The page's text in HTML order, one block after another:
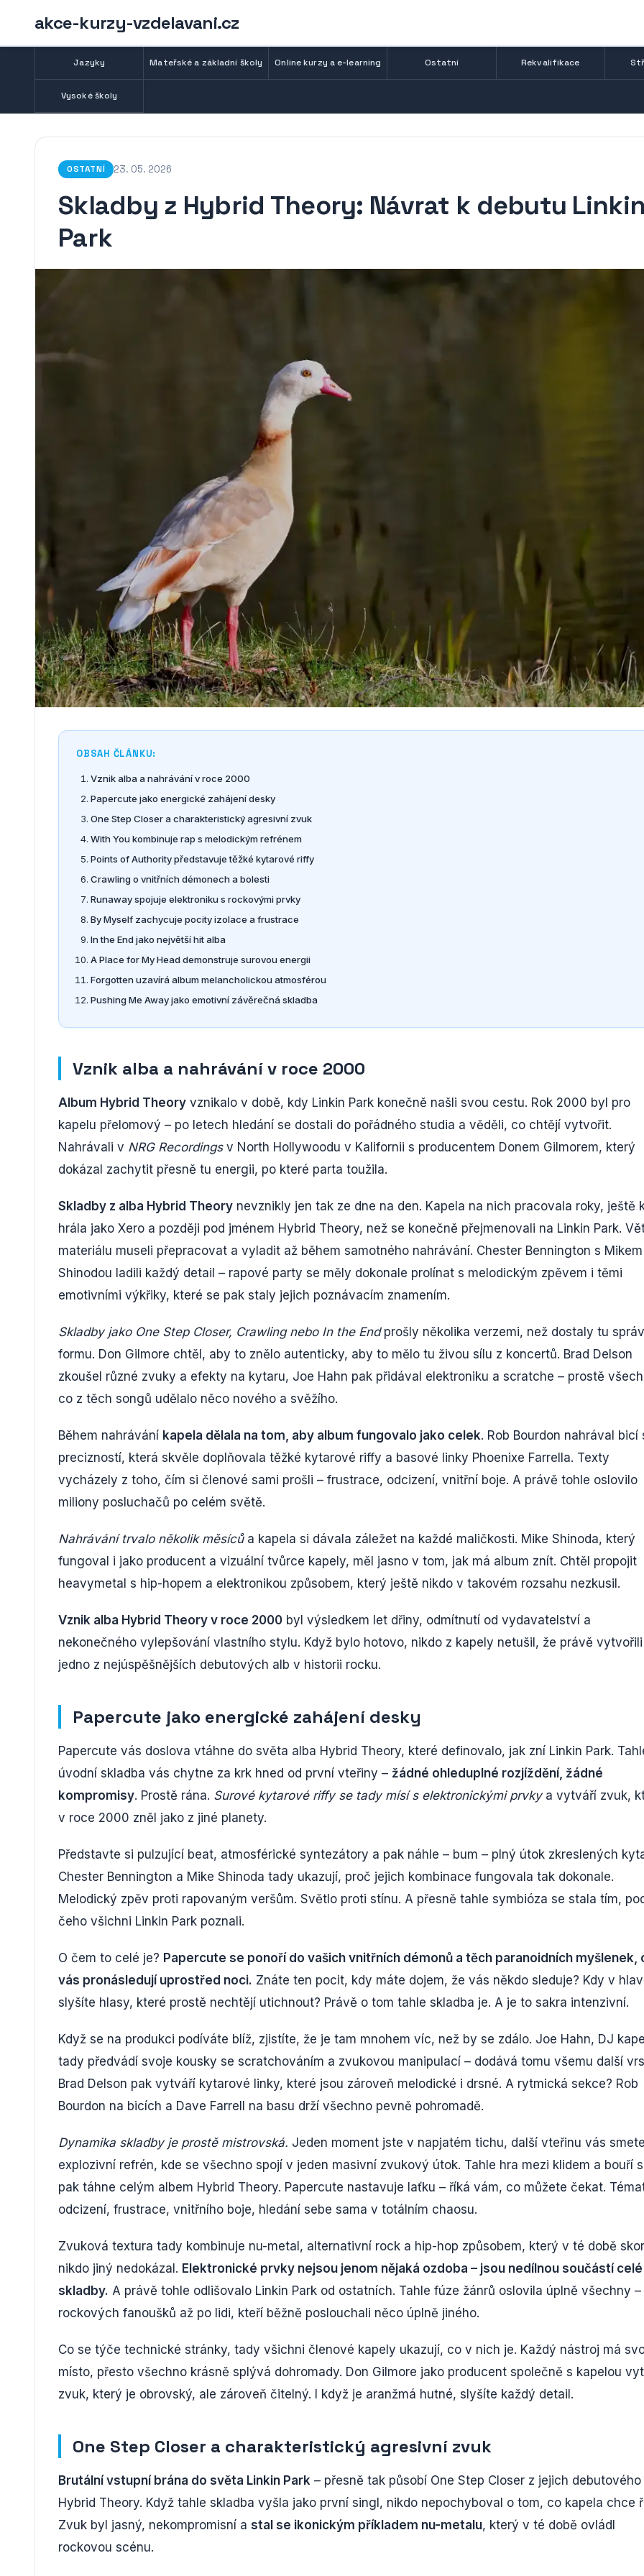
akce-kurzy-vzdelavani.cz
Jazyky Mateřské a základní školy Online kurzy a e-learning Ostatní Rekvalifikace
Vysoké školy
OSTATNÍ 23. 05. 2026
Skladby z Hybrid Theory: Návrat k debutu Linkin
Park
OBSAH ČLÁNKU:
Vznik alba a nahrávání v roce 2000
Papercute jako energické zahájení desky
One Step Closer a charakteristický agresivní zvuk
With You kombinuje rap s melodickým refrénem
Points of Authority představuje těžké kytarové riffy
Crawling o vnitřních démonech a bolesti
Runaway spojuje elektroniku s rockovými prvky
By Myself zachycuje pocity izolace a frustrace
In the End jako největší hit alba
A Place for My Head demonstruje surovou energii
Forgotten uzavírá album melancholickou atmosférou
Pushing Me Away jako emotivní závěrečná skladba
Vznik alba a nahrávání v roce 2000
Album Hybrid Theory vznikalo v době, kdy Linkin Park konečně našli svou cestu. Rok 2000 byl pro
kapelu přelomový – po letech hledání se dostali do pořádného studia a věděli, co chtějí vytvořit.
Nahrávali v NRG Recordingsv North Hollywoodu v Kalifornii s producentem Donem Gilmorem, který
dokázal zachytit přesně tu energii, po které parta toužila.
Skladby z alba Hybrid Theory nevznikly jen tak ze dne na den. Kapela na nich pracovala roky, ještě
hrála jako Xero a později pod jménem Hybrid Theory, než se konečně přejmenovali na Linkin Park.
materiálu museli přepracovat a vyladit až během samotného nahrávání. Chester Bennington s Mikem
Shinodou ladili každý detail – rapové party se měly dokonale prolínat s melodickým zpěvem i těmi
emotivními výkřiky, které se pak staly jejich poznávacím znamením.
Skladby jako One Step Closer, Crawling nebo In the Endprošly několika verzemi, než dostaly tu
formu. Don Gilmore chtěl, aby to znělo autenticky, aby to mělo tu živou sílu z koncertů. Brad Delson
zkoušel různé zvuky a efekty na kytaru, Joe Hahn pak přidával elektroniku a scratche – prostě
co z těch songů udělalo něco nového a svěžího.
Během nahrávání kapela dělala na tom, aby album fungovalo jako celek. Rob Bourdon nahrával bicí
precizností, která skvěle doplňovala těžké kytarové riffy a basové linky Phoenixe Farrella. Texty
vycházely z toho, čím si členové sami prošli – frustrace, odcizení, vnitřní boje. A právě tohle oslovilo
miliony posluchačů po celém světě.
Nahrávání trvalo několik měsícůa kapela si dávala záležet na každé maličkosti. Mike Shinoda, který
fungoval i jako producent a vizuální tvůrce kapely, měl jasno v tom, jak má album znít. Chtěl propojit
heavymetal s hip-hopem a elektronikou způsobem, který ještě nikdo v takovém rozsahu nezkusil.
Vznik alba Hybrid Theory v roce 2000 byl výsledkem let dřiny, odmítnutí od vydavatelství a
nekonečného vylepšování vlastního stylu. Když bylo hotovo, nikdo z kapely netušil, že právě vytvořili
jedno z nejúspěšnějších debutových alb v historii rocku.
Papercute jako energické zahájení desky
Papercute vás doslova vtáhne do světa alba Hybrid Theory, které definovalo, jak zní Linkin Park.
úvodní skladba vás chytne za krk hned od první vteřiny – žádné ohleduplné rozjíždění, žádné
kompromisy. Prostě rána. Surové kytarové riffy se tady mísí s elektronickými prvkya vytváří zvuk,
v roce 2000 zněl jako z jiné planety.
Představte si pulzující beat, atmosférické syntezátory a pak náhle – bum – plný útok zkreslených
Chester Bennington a Mike Shinoda tady ukazují, proč jejich kombinace fungovala tak dokonale.
Melodický zpěv proti rapovaným veršům. Světlo proti stínu. A přesně tahle symbióza se stala tím,
čeho všichni Linkin Park poznali.
O čem to celé je? Papercute se ponoří do vašich vnitřních démonů a těch paranoidních myšlenek,
vás pronásledují uprostřed noci. Znáte ten pocit, kdy máte dojem, že vás někdo sleduje? Kdy v
slyšíte hlasy, které prostě nechtějí utichnout? Právě o tom tahle skladba je. A je to sakra intenzivní.
Když se na produkci podíváte blíž, zjistíte, že je tam mnohem víc, než by se zdálo. Joe Hahn, DJ
tady předvádí svoje kousky se scratchováním a zvukovou manipulací – dodává tomu všemu další
Brad Delson pak vytváří kytarové linky, které jsou zároveň melodické i drsné. A rytmická sekce? Rob
Bourdon na bicích a Dave Farrell na basu drží všechno pevně pohromadě.
Dynamika skladby je prostě mistrovská. Jeden moment jste v napjatém tichu, další vteřinu vás smete
explozivní refrén, kde se všechno spojí v jeden masivní zvukový útok. Tahle hra mezi klidem a bouří
pak táhne celým albem Hybrid Theory. Papercute nastavuje laťku – říká vám, co můžete čekat.
odcizení, frustrace, vnitřního boje, hledání sebe sama v totálním chaosu.
Zvuková textura tady kombinuje nu-metal, alternativní rock a hip-hop způsobem, který v té době
nikdo jiný nedokázal. Elektronické prvky nejsou jenom nějaká ozdoba – jsou nedílnou součástí celé
skladby. A právě tohle odlišovalo Linkin Park od ostatních. Tahle fúze žánrů oslovila úplně všechny –
rockových fanoušků až po lidi, kteří běžně poslouchali něco úplně jiného.
Co se týče technické stránky, tady všichni členové kapely ukazují, co v nich je. Každý nástroj má
místo, přesto všechno krásně splývá dohromady. Don Gilmore jako producent společně s kapelou
zvuk, který je obrovský, ale zároveň čitelný. I když je aranžmá hutné, slyšíte každý detail.
One Step Closer a charakteristický agresivní zvuk
Brutální vstupní brána do světa Linkin Park – přesně tak působí One Step Closer z jejich debutového
Hybrid Theory. Když tahle skladba vyšla jako první singl, nikdo nepochyboval o tom, co kapela chce
Zvuk byl jasný, nekompromisní a stal se ikonickým příkladem nu-metalu, který v té době ovládl
rockovou scénu.